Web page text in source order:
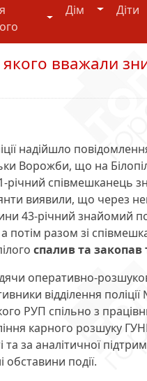
Для нього
Дім Дім Діти
якого вважали
надійшло
Ворожби, що на
річний співмешканець
виявили, що через
43-річний знайомий
потім разом зі
спалив та закопав
оперативно-
відділення
РУП спільно з
карного розшуку
та за аналітичної
обставини події.